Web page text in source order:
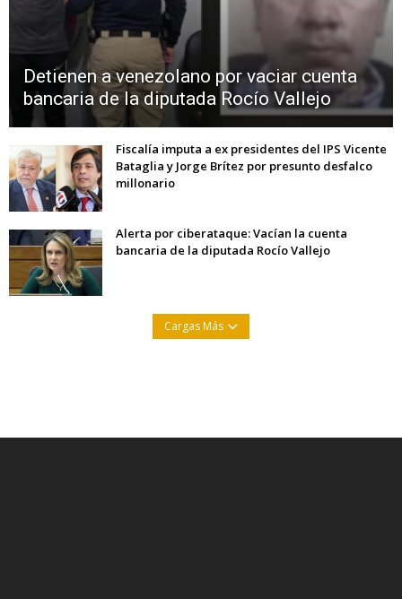
Detienen a venezolano por vaciar cuenta
bancaria de la diputada Rocío Vallejo
Fiscalía imputa a ex presidentes del IPS Vicente
Bataglia y Jorge Brítez por presunto desfalco
millonario
Alerta por ciberataque: Vacían la cuenta
bancaria de la diputada Rocío Vallejo
Cargas Más